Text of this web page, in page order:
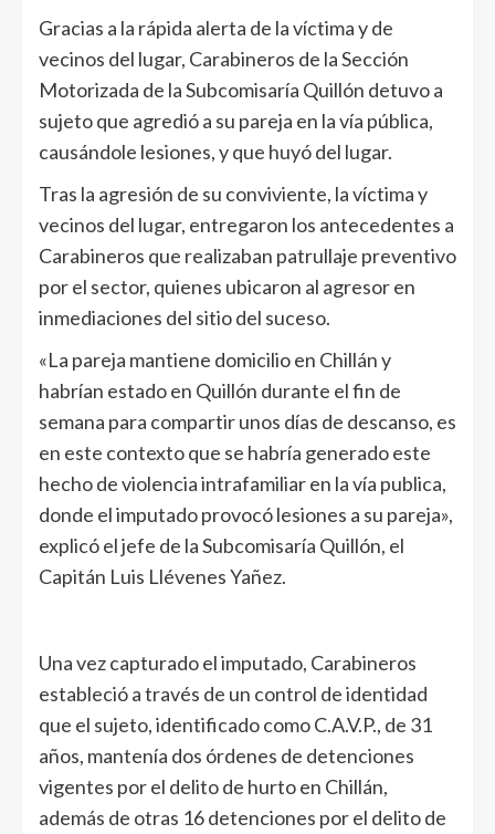
Gracias a la rápida alerta de la víctima y de
vecinos del lugar, Carabineros de la Sección
Motorizada de la Subcomisaría Quillón detuvo a
sujeto que agredió a su pareja en la vía pública,
causándole lesiones, y que huyó del lugar.
Tras la agresión de su conviviente, la víctima y
vecinos del lugar, entregaron los antecedentes a
Carabineros que realizaban patrullaje preventivo
por el sector, quienes ubicaron al agresor en
inmediaciones del sitio del suceso.
«La pareja mantiene domicilio en Chillán y
habrían estado en Quillón durante el fin de
semana para compartir unos días de descanso, es
en este contexto que se habría generado este
hecho de violencia intrafamiliar en la vía publica,
donde el imputado provocó lesiones a su pareja»,
explicó el jefe de la Subcomisaría Quillón, el
Capitán Luis Llévenes Yañez.
Una vez capturado el imputado, Carabineros
estableció a través de un control de identidad
que el sujeto, identificado como C.A.V.P., de 31
años, mantenía dos órdenes de detenciones
vigentes por el delito de hurto en Chillán,
además de otras 16 detenciones por el delito de